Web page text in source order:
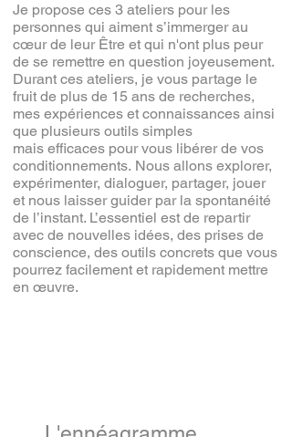
Je propose ces 3 ateliers pour les
personnes qui aiment s’immerger au
cœur de leur Être et qui n'ont plus peur
de se remettre en question joyeusement.
Durant ces ateliers, je vous partage le
fruit de plus de 15 ans de recherches,
mes expériences et connaissances ainsi
que plusieurs outils simples
mais efficaces pour vous libérer de vos
conditionnements. Nous allons explorer,
expérimenter, dialoguer, partager, jouer
et nous laisser guider par la spontanéité
de l’instant. L’essentiel est de repartir
avec de nouvelles idées, des prises de
conscience, des outils concrets que vous
pourrez facilement et rapidement mettre
en œuvre.